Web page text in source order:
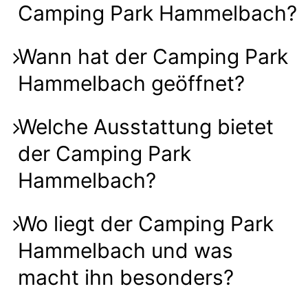
Camping Park Hammelbach?
Wann hat der Camping Park
Hammelbach geöffnet?
Welche Ausstattung bietet
der Camping Park
Hammelbach?
Wo liegt der Camping Park
Hammelbach und was
macht ihn besonders?